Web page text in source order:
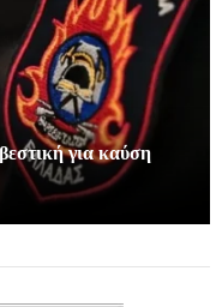
για καύση